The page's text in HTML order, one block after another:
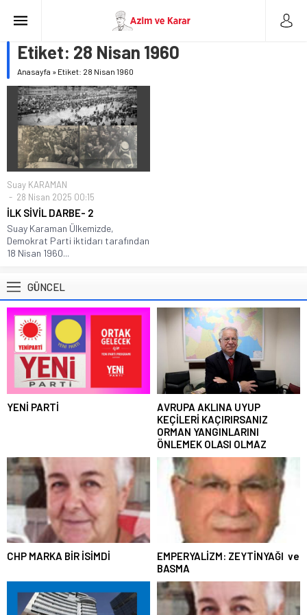
Etiket: 28 Nisan 1960
Anasayfa » Etiket: 28 Nisan 1960
Suay KARAMAN
28 Nisan 2025 00:15
İLK SİVİL DARBE- 2
Suay Karaman Ülkemizde,
Demokrat Parti iktidarı tarafından
18 Nisan 1960...
GÜNCEL
YENİ PARTİ
AVRUPA AKLINA UYUP
KEÇİLERİ KAÇIRIRSANIZ
ORMAN YANGINLARINI
ÖNLEMEK OLASI OLMAZ
CHP MARKA BİR İSİMDİ
EMPERYALİZM: ZEYTİNYAĞI ve
BASMA